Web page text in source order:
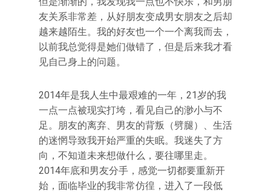
友关系非常差，从好朋友变成男女朋友之后却
越来越陌生。我的好友也一个一个离我而去，
以前我总觉得是她们做错了，但是后来我才看
见自己身上的问题。
2014年是我人生中最艰难的一年，21岁的我
一点一点被现实打垮，看见自己的渺小与不
足。朋友的离弃、男友的背叛（劈腿）、生活
的迷惘导致我开始严重的失眠。我迷失了方
向，不知道未来想做什么，要往哪里走。
2014年底和男友分手，感觉一切都要重新开
始，面临毕业的我非常仿徨，进入了一段低